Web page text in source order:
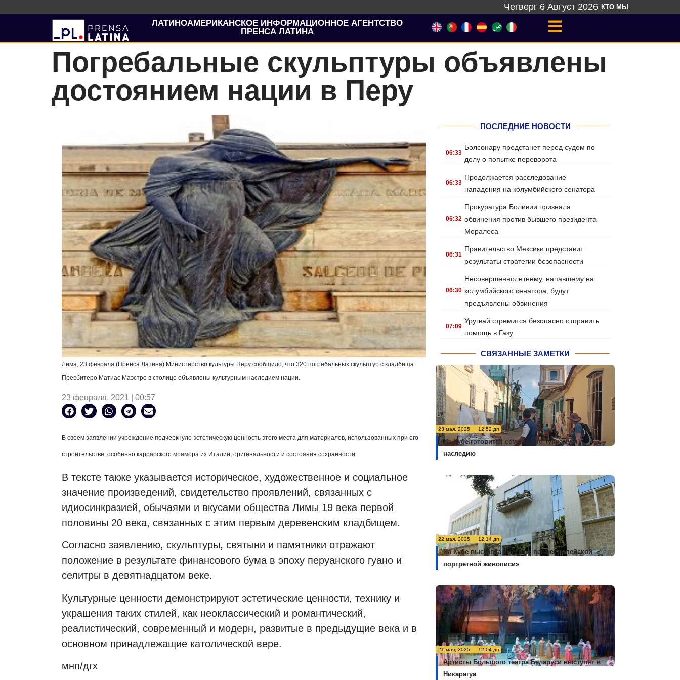
Четверг 6 Август 2026 КТО МЫ
ЛАТИНОАМЕРИКАНСКОЕ ИНФОРМАЦИОННОЕ АГЕНТСТВО
ПРЕНСА ЛАТИНА
Погребальные скульптуры объявлены
достоянием нации в Перу
Лима, 23 февраля (Пренса Латина) Министерство культуры Перу сообщило, что 320 погребальных скульптур с кладбища
Пресбитеро Матиас Маэстро в столице объявлены культурным наследием нации.
23 февраля, 2021 | 00:57
В своем заявлении учреждение подчеркнуло эстетическую ценность этого места для материалов, использованных при его
строительстве, особенно каррарского мрамора из Италии, оригинальности и состояния сохранности.
В тексте также указывается историческое, художественное и социальное
значение произведений, свидетельство проявлений, связанных с
идиосинкразией, обычаями и вкусами общества Лимы 19 века первой
половины 20 века, связанных с этим первым деревенским кладбищем.
Согласно заявлению, скульптуры, святыни и памятники отражают
положение в результате финансового бума в эпоху перуанского гуано и
селитры в девятнадцатом веке.
Культурные ценности демонстрируют эстетические ценности, технику и
украшения таких стилей, как неоклассический и романтический,
реалистический, современный и модерн, развитые в предыдущие века и в
основном принадлежащие католической вере.
мнп/дгх
ПОСЛЕДНИЕ НОВОСТИ
.06:33
Болсонару предстанет перед судом по
делу о попытке переворота
.06:33
Продолжается расследование
нападения на колумбийского сенатора
.06:32
Прокуратура Боливии признала
обвинения против бывшего президента
Моралеса
.06:31
Правительство Мексики представит
результаты стратегии безопасности
.06:30
Несовершеннолетнему, напавшему на
колумбийского сенатора, будут
предъявлены обвинения
.07:09
Уругвай стремится безопасно отправить
помощь в Газу
СВЯЗАННЫЕ ЗАМЕТКИ
23 мая, 2025 12:52 дп
На Кубе готовится семинар по туризму и
наследию
22 мая, 2025 12:14 дп
На Кубе выставка «Четыре века европейской
портретной живописи»
21 мая, 2025 12:04 дп
Артисты Большого театра Беларуси выступят в
Никарагуа